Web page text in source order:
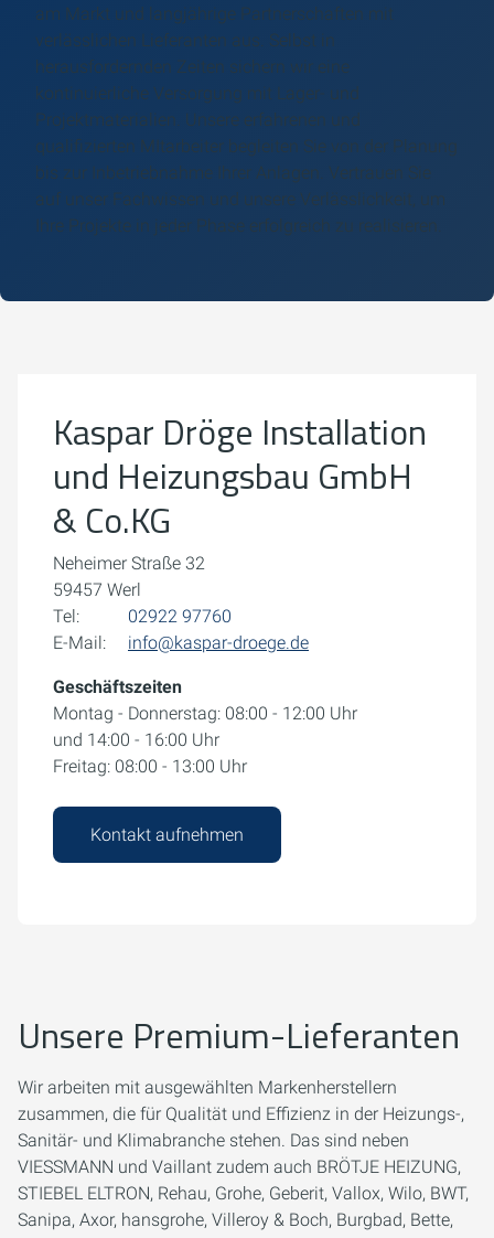
am Markt und langjährige Partnerschaften mit
verlässlichen Lieferanten aus. Selbst in
herausfordernden Zeiten sichern wir eine
kontinuierliche Versorgung mit Lager- und
Projektmaterialien. Unsere erfahrenen und
qualifizierten MItarbeiter begleiten Sie von der Planung
bis zur Inbetriebnahme Ihrer Anlagen. Vertrauen Sie
auf unser Fachwissen und unsere Verlässlichkeit, um
Ihre Projekte in jeder Phase erfolgreich zu realisieren.
Um externe Karten-Inhalte anzuzeigen, benötigen wir
Cookie-Einstellungen öffnen
Kaspar Dröge Installation
und Heizungsbau GmbH
& Co.KG
Neheimer Straße 32
59457 Werl
Tel:
02922 97760
E-Mail:
info@kaspar-droege.de
Geschäftszeiten
Montag - Donnerstag: 08:00 - 12:00 Uhr
und 14:00 - 16:00 Uhr
Freitag: 08:00 - 13:00 Uhr
Kontakt aufnehmen
Unsere Premium-Lieferanten
Wir arbeiten mit ausgewählten Markenherstellern
zusammen, die für Qualität und Effizienz in der Heizungs-,
Sanitär- und Klimabranche stehen. Das sind neben
VIESSMANN und Vaillant zudem auch BRÖTJE HEIZUNG,
STIEBEL ELTRON, Rehau, Grohe, Geberit, Vallox, Wilo, BWT,
Sanipa, Axor, hansgrohe, Villeroy & Boch, Burgbad, Bette,